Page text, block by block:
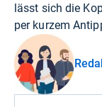
lässt sich die
per kurzem